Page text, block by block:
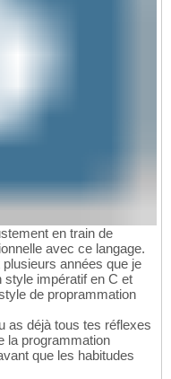
en train de
avec ce langage.
années que je
style impératif en C et
de proprammation
as déjà tous tes réflexes
la programmation
que les habitudes